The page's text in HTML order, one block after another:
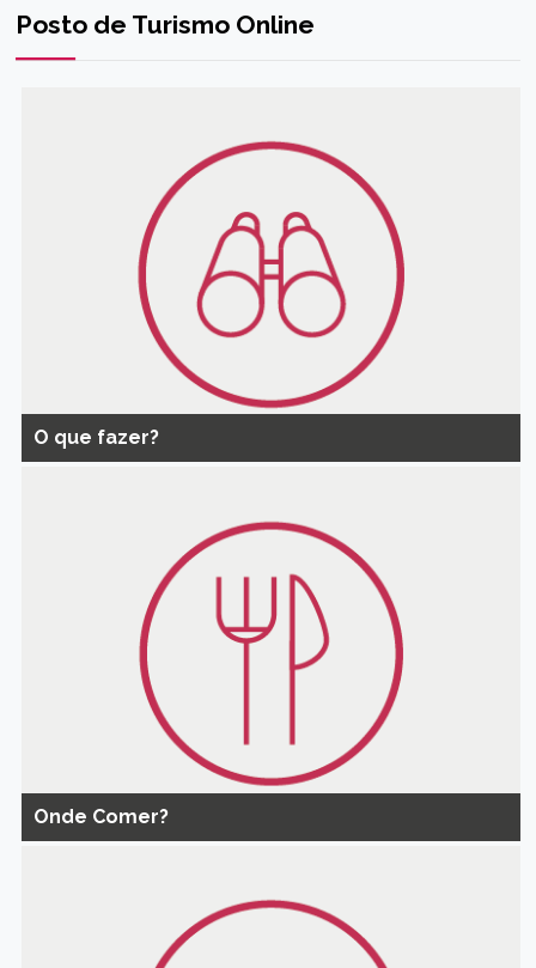
Posto de Turismo Online
O que fazer?
Onde Comer?